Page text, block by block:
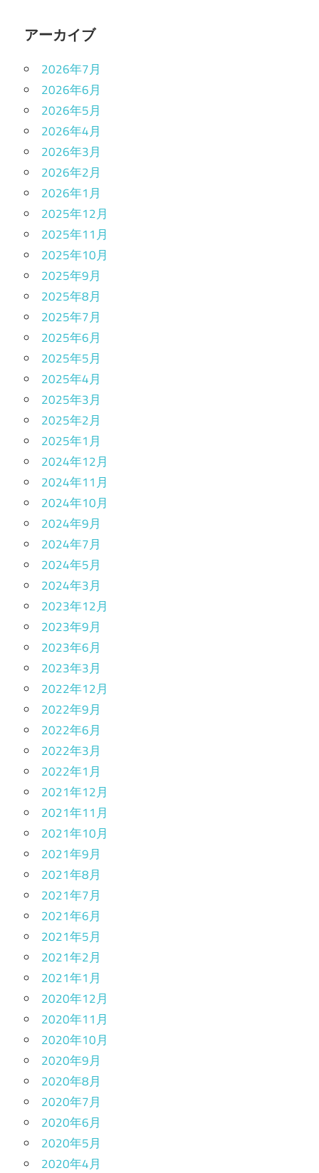
アーカイブ
2026年7月
2026年6月
2026年5月
2026年4月
2026年3月
2026年2月
2026年1月
2025年12月
2025年11月
2025年10月
2025年9月
2025年8月
2025年7月
2025年6月
2025年5月
2025年4月
2025年3月
2025年2月
2025年1月
2024年12月
2024年11月
2024年10月
2024年9月
2024年7月
2024年5月
2024年3月
2023年12月
2023年9月
2023年6月
2023年3月
2022年12月
2022年9月
2022年6月
2022年3月
2022年1月
2021年12月
2021年11月
2021年10月
2021年9月
2021年8月
2021年7月
2021年6月
2021年5月
2021年2月
2021年1月
2020年12月
2020年11月
2020年10月
2020年9月
2020年8月
2020年7月
2020年6月
2020年5月
2020年4月